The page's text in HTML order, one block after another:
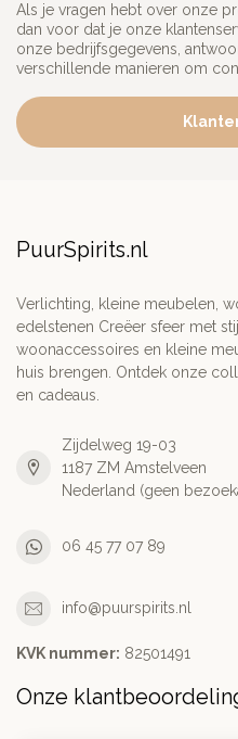
Als je vragen hebt over onze
dan voor dat je onze
onze bedrijfsgegevens,
verschillende manieren om
PuurSpirits.nl
Verlichting, kleine meubelen,
edelstenen Creëer sfeer met
woonaccessoires en kleine
huis brengen. Ontdek onze
en cadeaus.
Zijdelweg 19-03
1187 ZM Amstelveen
Nederland (geen
06 45 77 07 89
info@puurspirits.nl
KVK nummer: 82501491
Onze